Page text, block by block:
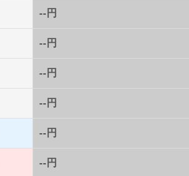
--円
--円
--円
--円
--円
--円